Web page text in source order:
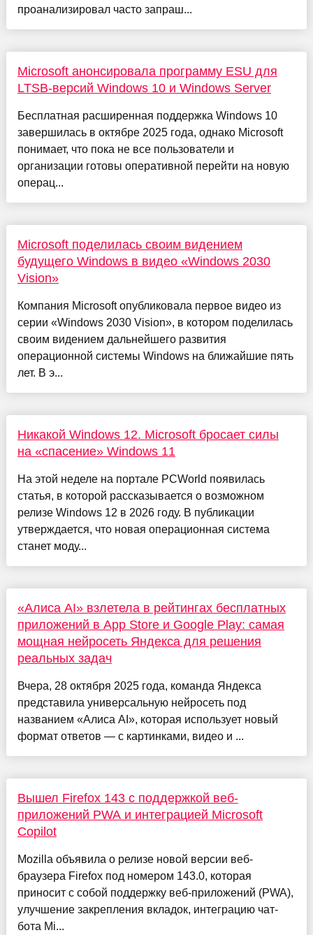
проанализировал часто запраш...
Microsoft анонсировала программу ESU для
LTSB-версий Windows 10 и Windows Server
Бесплатная расширенная поддержка Windows 10
завершилась в октябре 2025 года, однако Microsoft
понимает, что пока не все пользователи и
организации готовы оперативной перейти на новую
операц...
Microsoft поделилась своим видением
будущего Windows в видео «Windows 2030
Vision»
Компания Microsoft опубликовала первое видео из
серии «Windows 2030 Vision», в котором поделилась
своим видением дальнейшего развития
операционной системы Windows на ближайшие пять
лет. В э...
Никакой Windows 12. Microsoft бросает силы
на «спасение» Windows 11
На этой неделе на портале PCWorld появилась
статья, в которой рассказывается о возможном
релизе Windows 12 в 2026 году. В публикации
утверждается, что новая операционная система
станет моду...
«Алиса AI» взлетела в рейтингах бесплатных
приложений в App Store и Google Play: самая
мощная нейросеть Яндекса для решения
реальных задач
Вчера, 28 октября 2025 года, команда Яндекса
представила универсальную нейросеть под
названием «Алиса AI», которая использует новый
формат ответов — с картинками, видео и ...
Вышел Firefox 143 с поддержкой веб-
приложений PWA и интеграцией Microsoft
Copilot
Mozilla объявила о релизе новой версии веб-
браузера Firefox под номером 143.0, которая
приносит с собой поддержку веб-приложений (PWA),
улучшение закрепления вкладок, интеграцию чат-
бота Mi...